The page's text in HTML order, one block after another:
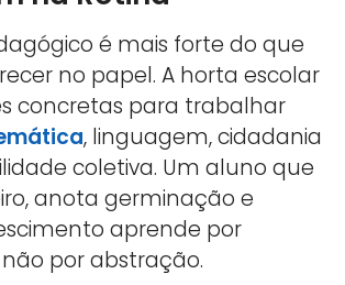
é mais forte do que
no papel. A horta escolar
concretas para trabalhar
, linguagem, cidadania
coletiva. Um aluno que
anota germinação e
aprende por
por abstração.